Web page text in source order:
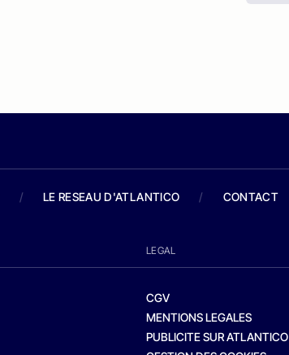
/ LE RESEAU D'ATLANTICO / CONTACT
LEGAL
CGV
MENTIONS LEGALES
PUBLICITE SUR ATLANTICO